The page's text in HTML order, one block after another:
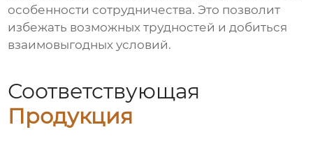
особенности сотрудничества. Это позволит
избежать возможных трудностей и добиться
взаимовыгодных условий.
Соответствующая
Продукция